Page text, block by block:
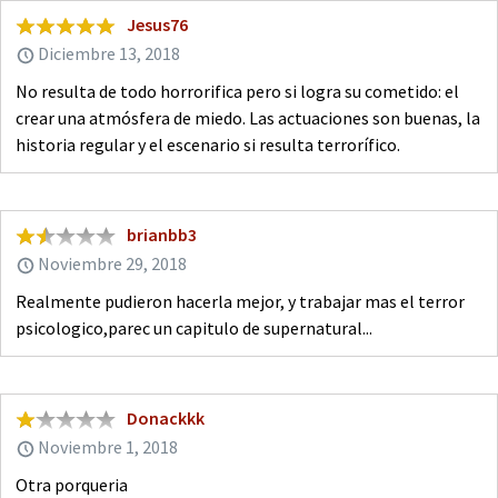
Jesus76
Diciembre 13, 2018
No resulta de todo horrorifica pero si logra su cometido: el
crear una atmósfera de miedo. Las actuaciones son buenas, la
historia regular y el escenario si resulta terrorífico.
brianbb3
Noviembre 29, 2018
Realmente pudieron hacerla mejor, y trabajar mas el terror
psicologico,parec un capitulo de supernatural...
Donackkk
Noviembre 1, 2018
Otra porqueria